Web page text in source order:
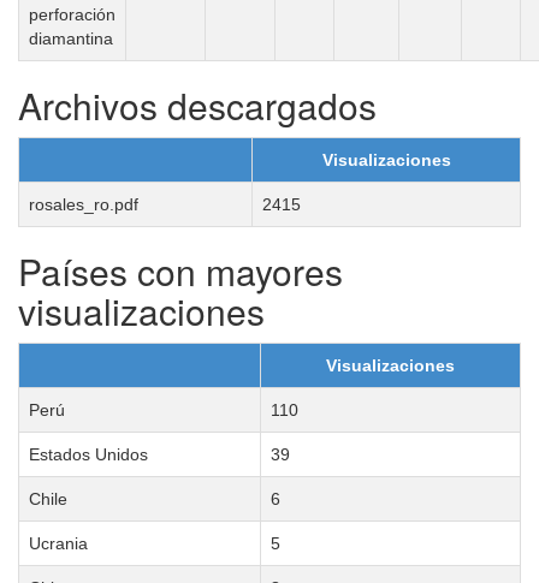
perforación
diamantina
Archivos descargados
Visualizaciones
rosales_ro.pdf 2415
Países con mayores
visualizaciones
Visualizaciones
Perú 110
Estados Unidos 39
Chile 6
Ucrania 5